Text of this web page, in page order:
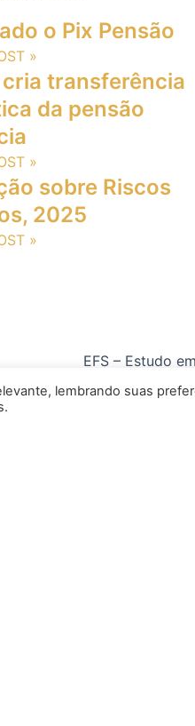
o Pix Pensão
»
transferência
da pensão
»
sobre Riscos
2025
»
EFS – Estudo
Criative Web
lembrando suas